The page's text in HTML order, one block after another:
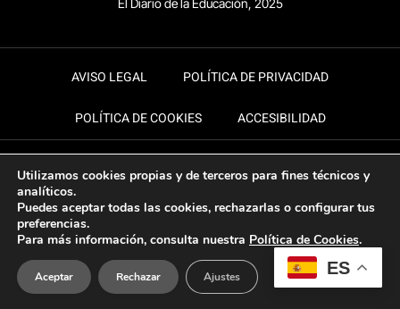
El Diario de la Educación, 2025
AVISO LEGAL POLÍTICA DE PRIVACIDAD
POLÍTICA DE COOKIES ACCESIBILIDAD
ES
Utilizamos cookies propias y de terceros para fines técnicos y
analíticos.
Puedes aceptar todas las cookies, rechazarlas o configurar tus
preferencias.
Para más información, consulta nuestra Política de Cookies.
Aceptar Rechazar Ajustes